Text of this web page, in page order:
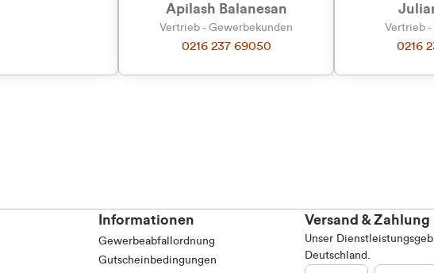
Apilash Balanesan
Vertrieb - Gewerbekunden
0216 237 69050
Vertrieb -
0216
Informationen
Gewerbeabfallordnung
Gutscheinbedingungen
Versand & Zahlung
Unser
Deutschland.